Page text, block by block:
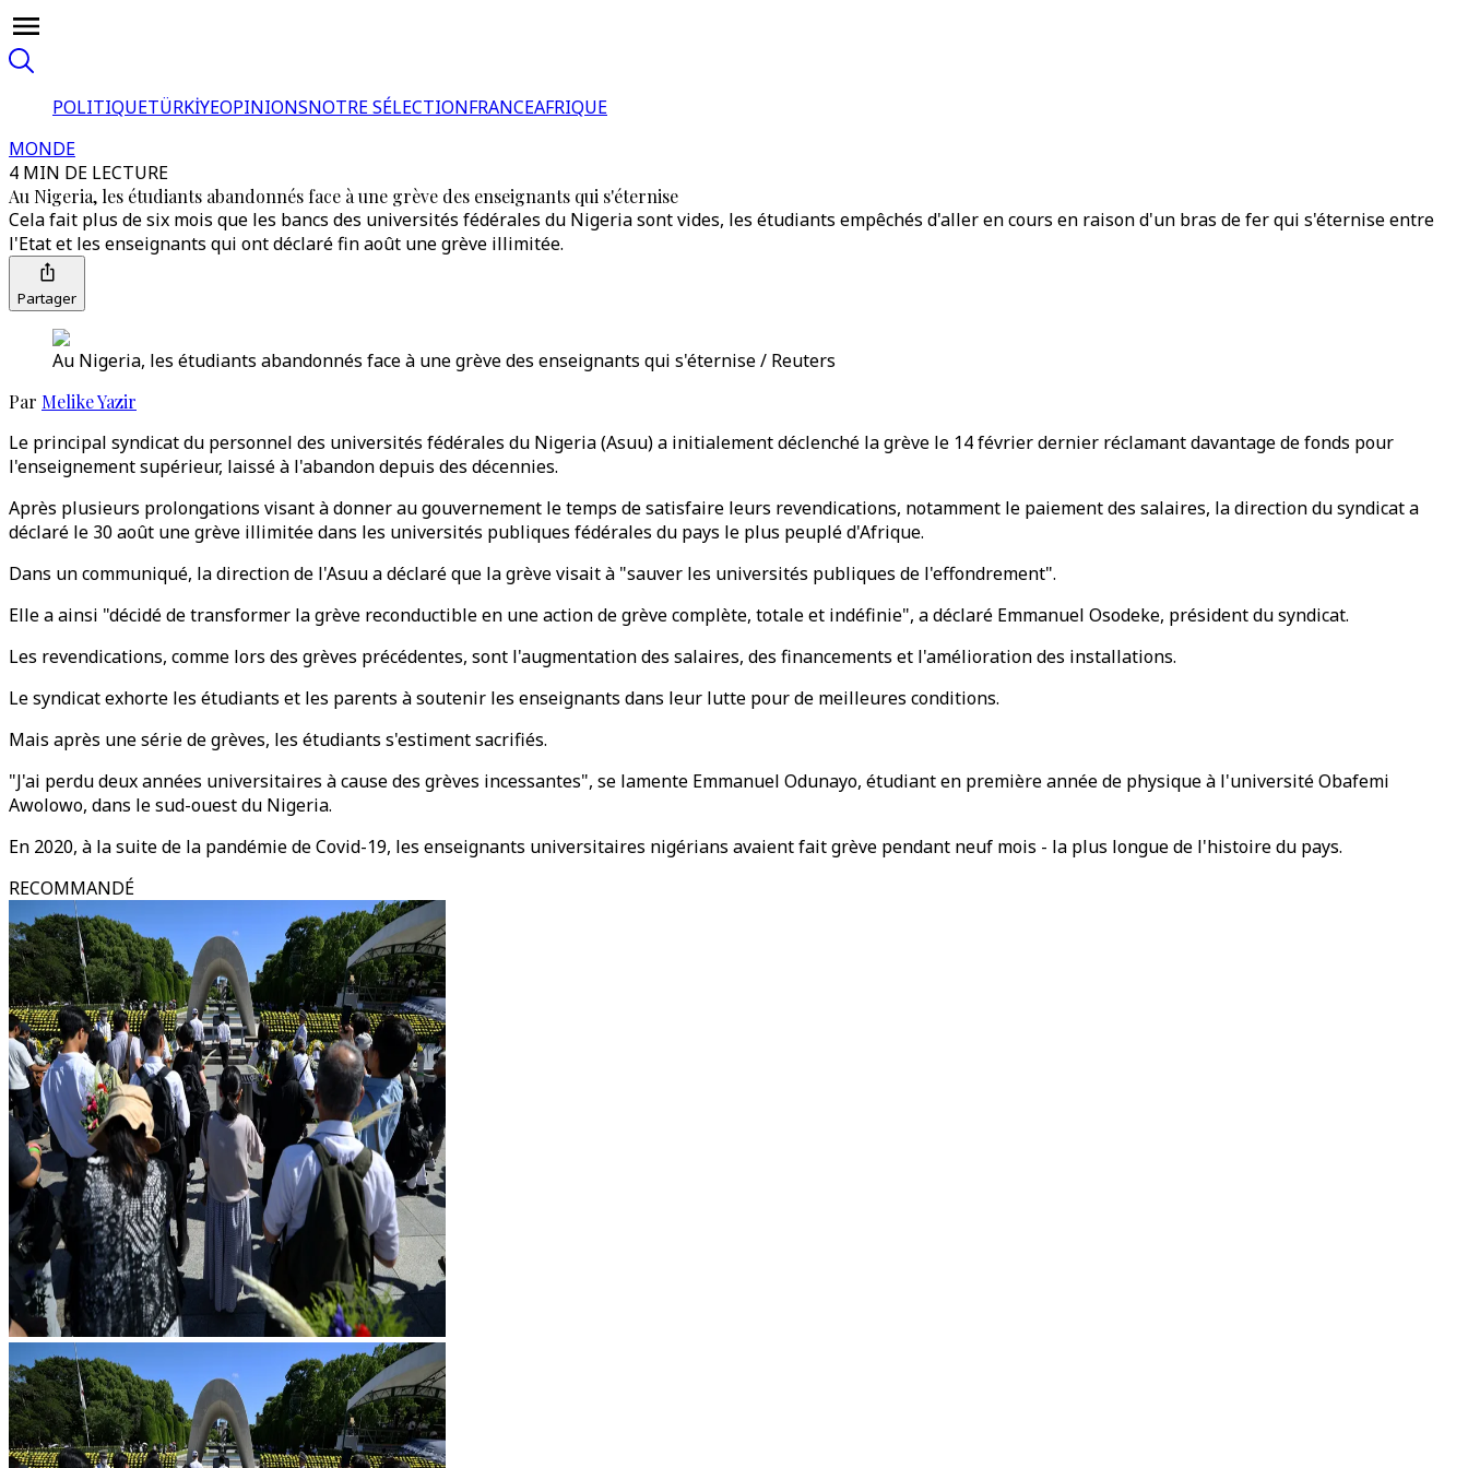
POLITIQUETÜRKİYEOPINIONSNOTRE SÉLECTIONFRANCEAFRIQUE
MONDE
4 MIN DE LECTURE
Au Nigeria, les étudiants abandonnés face à une grève des enseignants qui s'éternise
Cela fait plus de six mois que les bancs des universités fédérales du Nigeria sont vides, les étudiants empêchés d'aller en cours en raison d'un bras de fer qui s'éternise entre
l'Etat et les enseignants qui ont déclaré fin août une grève illimitée.
Partager
Au Nigeria, les étudiants abandonnés face à une grève des enseignants qui s'éternise / Reuters
Par Melike Yazir
Le principal syndicat du personnel des universités fédérales du Nigeria (Asuu) a initialement déclenché la grève le 14 février dernier réclamant davantage de fonds pour
l'enseignement supérieur, laissé à l'abandon depuis des décennies.
Après plusieurs prolongations visant à donner au gouvernement le temps de satisfaire leurs revendications, notamment le paiement des salaires, la direction du syndicat a
déclaré le 30 août une grève illimitée dans les universités publiques fédérales du pays le plus peuplé d'Afrique.
Dans un communiqué, la direction de l'Asuu a déclaré que la grève visait à "sauver les universités publiques de l'effondrement".
Elle a ainsi "décidé de transformer la grève reconductible en une action de grève complète, totale et indéfinie", a déclaré Emmanuel Osodeke, président du syndicat.
Les revendications, comme lors des grèves précédentes, sont l'augmentation des salaires, des financements et l'amélioration des installations.
Le syndicat exhorte les étudiants et les parents à soutenir les enseignants dans leur lutte pour de meilleures conditions.
Mais après une série de grèves, les étudiants s'estiment sacrifiés.
"J'ai perdu deux années universitaires à cause des grèves incessantes", se lamente Emmanuel Odunayo, étudiant en première année de physique à l'université Obafemi
Awolowo, dans le sud-ouest du Nigeria.
En 2020, à la suite de la pandémie de Covid-19, les enseignants universitaires nigérians avaient fait grève pendant neuf mois - la plus longue de l'histoire du pays.
RECOMMANDÉ